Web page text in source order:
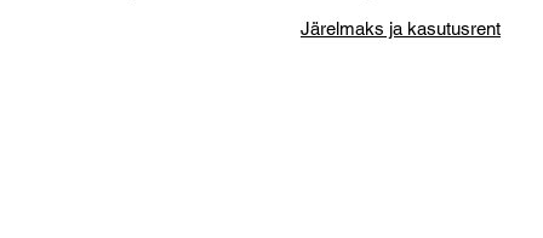
Järelmaks ja kasutusrent